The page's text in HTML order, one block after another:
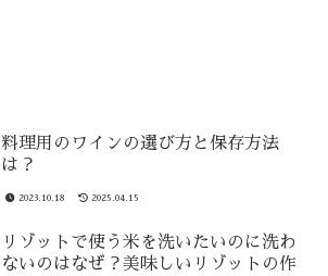
料理用のワインの選び方と保存方法
は？
2023.10.18 2025.04.15
リゾットで使う米を洗いたいのに洗わ
ないのはなぜ？美味しいリゾットの作